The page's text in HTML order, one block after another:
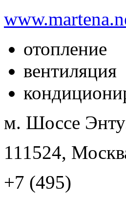
отопление
вентиляция
м. Шоссе
111524,
+7 (495)